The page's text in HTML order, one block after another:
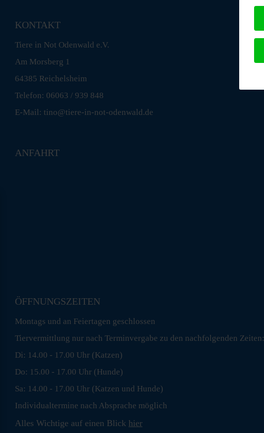
KONTAKT
Tiere in Not Odenwald e.V.
Am Morsberg 1
64385 Reichelsheim
Telefon: 06063 / 939 848
E-Mail: tino@tiere-in-not-odenwald.de
ANFAHRT
ÖFFNUNGSZEITEN
Montags und an Feiertagen geschlossen
Tiervermittlung nur nach Terminvergabe zu den nachfolgenden Zeiten:
Di: 14.00 - 17.00 Uhr (Katzen)
Do: 15.00 - 17.00 Uhr (Hunde)
Sa: 14.00 - 17.00 Uhr (Katzen und Hunde)
Individualtermine nach Absprache möglich
Alles Wichtige auf einen Blick hier